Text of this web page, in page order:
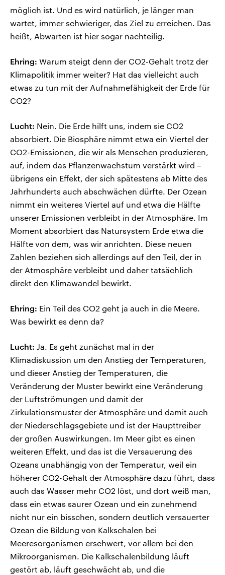
möglich ist. Und es wird natürlich, je länger man
wartet, immer schwieriger, das Ziel zu erreichen. Das
heißt, Abwarten ist hier sogar nachteilig.
Ehring: Warum steigt denn der CO2-Gehalt trotz der
Klimapolitik immer weiter? Hat das vielleicht auch
etwas zu tun mit der Aufnahmefähigkeit der Erde für
CO2?
Lucht: Nein. Die Erde hilft uns, indem sie CO2
absorbiert. Die Biosphäre nimmt etwa ein Viertel der
CO2-Emissionen, die wir als Menschen produzieren,
auf, indem das Pflanzenwachstum verstärkt wird –
übrigens ein Effekt, der sich spätestens ab Mitte des
Jahrhunderts auch abschwächen dürfte. Der Ozean
nimmt ein weiteres Viertel auf und etwa die Hälfte
unserer Emissionen verbleibt in der Atmosphäre. Im
Moment absorbiert das Natursystem Erde etwa die
Hälfte von dem, was wir anrichten. Diese neuen
Zahlen beziehen sich allerdings auf den Teil, der in
der Atmosphäre verbleibt und daher tatsächlich
direkt den Klimawandel bewirkt.
Ehring: Ein Teil des CO2 geht ja auch in die Meere.
Was bewirkt es denn da?
Lucht: Ja. Es geht zunächst mal in der
Klimadiskussion um den Anstieg der Temperaturen,
und dieser Anstieg der Temperaturen, die
Veränderung der Muster bewirkt eine Veränderung
der Luftströmungen und damit der
Zirkulationsmuster der Atmosphäre und damit auch
der Niederschlagsgebiete und ist der Haupttreiber
der großen Auswirkungen. Im Meer gibt es einen
weiteren Effekt, und das ist die Versauerung des
Ozeans unabhängig von der Temperatur, weil ein
höherer CO2-Gehalt der Atmosphäre dazu führt, dass
auch das Wasser mehr CO2 löst, und dort weiß man,
dass ein etwas saurer Ozean und ein zunehmend
nicht nur ein bisschen, sondern deutlich versauerter
Ozean die Bildung von Kalkschalen bei
Meeresorganismen erschwert, vor allem bei den
Mikroorganismen. Die Kalkschalenbildung läuft
gestört ab, läuft geschwächt ab, und die